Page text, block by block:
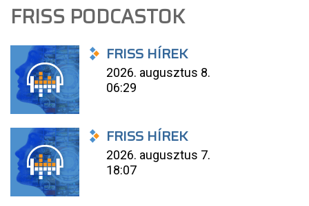
FRISS PODCASTOK
FRISS HÍREK
2026. augusztus 8.
06:29
FRISS HÍREK
2026. augusztus 7.
18:07